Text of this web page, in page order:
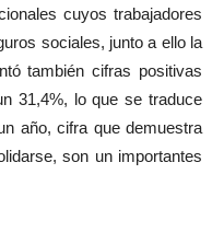
cuyos trabajadores
sociales, junto a ello la
también cifras positivas
31,4%, lo que se traduce
año, cifra que demuestra
son un importantes